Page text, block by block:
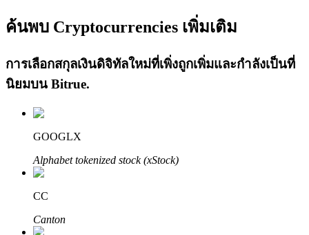
ลงทุนอัตโนมัติ
คว้าผลกำไรระยะยาวและผลประโยชน์ที่ยืดหยุ่น
เรียนรู้ Staking
ค้นพบ Cryptocurrencies เพิ่มเติม
การเลือกสกุลเงินดิจิทัลใหม่ที่เพิ่งถูกเพิ่มและกำลังเป็นที่
นิยมบน Bitrue.
GOOGLX
Alphabet tokenized stock (xStock)
CC
Canton